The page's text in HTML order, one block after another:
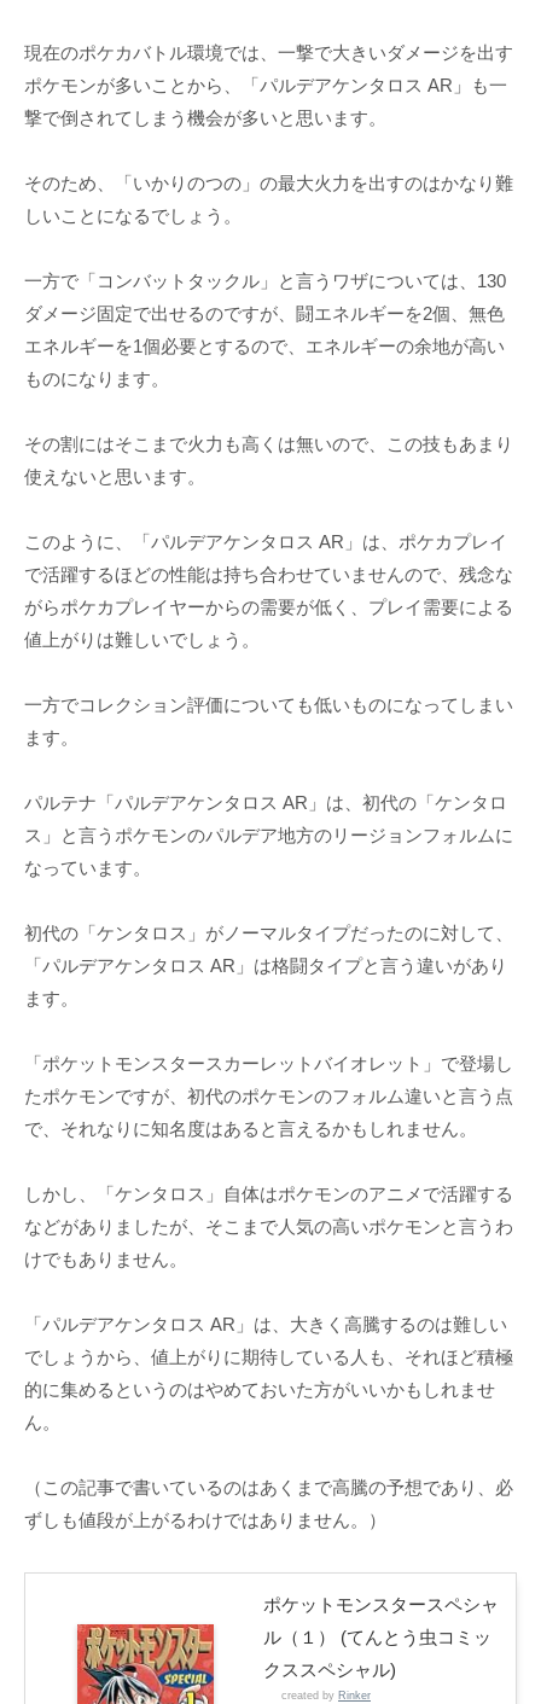
現在のポケカバトル環境では、一撃で大きいダメージを出す
ポケモンが多いことから、「パルデアケンタロス AR」も一
撃で倒されてしまう機会が多いと思います。
そのため、「いかりのつの」の最大火力を出すのはかなり難
しいことになるでしょう。
一方で「コンバットタックル」と言うワザについては、130
ダメージ固定で出せるのですが、闘エネルギーを2個、無色
エネルギーを1個必要とするので、エネルギーの余地が高い
ものになります。
その割にはそこまで火力も高くは無いので、この技もあまり
使えないと思います。
このように、「パルデアケンタロス AR」は、ポケカプレイ
で活躍するほどの性能は持ち合わせていませんので、残念な
がらポケカプレイヤーからの需要が低く、プレイ需要による
値上がりは難しいでしょう。
一方でコレクション評価についても低いものになってしまい
ます。
パルテナ「パルデアケンタロス AR」は、初代の「ケンタロ
ス」と言うポケモンのパルデア地方のリージョンフォルムに
なっています。
初代の「ケンタロス」がノーマルタイプだったのに対して、
「パルデアケンタロス AR」は格闘タイプと言う違いがあり
ます。
「ポケットモンスタースカーレットバイオレット」で登場し
たポケモンですが、初代のポケモンのフォルム違いと言う点
で、それなりに知名度はあると言えるかもしれません。
しかし、「ケンタロス」自体はポケモンのアニメで活躍する
などがありましたが、そこまで人気の高いポケモンと言うわ
けでもありません。
「パルデアケンタロス AR」は、大きく高騰するのは難しい
でしょうから、値上がりに期待している人も、それほど積極
的に集めるというのはやめておいた方がいいかもしれませ
ん。
（この記事で書いているのはあくまで高騰の予想であり、必
ずしも値段が上がるわけではありません。）
ポケットモンスタースペシャ
ル（１） (てんとう虫コミッ
クススペシャル)
created by Rinker